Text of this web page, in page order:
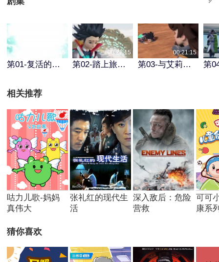
00:21:15
第01-复活的传说集
00:21:15
第02-踏上旅程集
00:21:15
第03-与艾莉的相遇集
相关推荐
咕力儿歌-妈妈
真伟大
张礼红的现代生
活
深入敌后：危险
营救
可可
康系
猜你喜欢